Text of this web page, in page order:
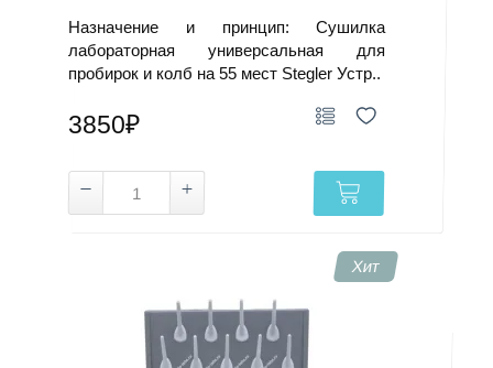
Назначение и принцип: Сушилка
лабораторная универсальная для
пробирок и колб на 55 мест Stegler Устр..
3850₽
Хит